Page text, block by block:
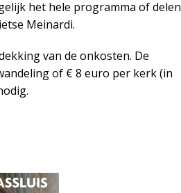
het hele programma of delen
Meinardi.
van de onkosten. De
of € 8 euro per kerk (in